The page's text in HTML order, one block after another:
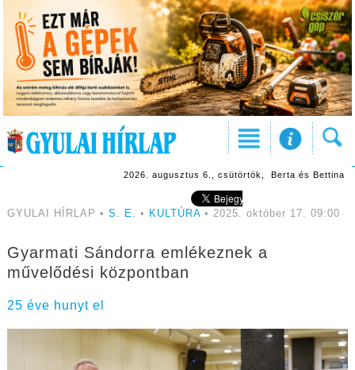
2026. augusztus 6., csütörtök, Berta és Bettina
GYULAI HÍRLAP • S. E. • KULTÚRA• 2025. október 17. 09:00
Gyarmati Sándorra emlékeznek a
művelődési központban
25 éve hunyt el